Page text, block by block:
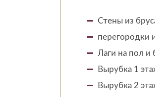
Стены из
перегородки
Лаги на пол и
Вырубка 1
Вырубка 2